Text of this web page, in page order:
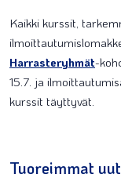
Kaikki kurssit,
Harrasteryhmät-
15.7. ja
kurssit täyttyvät.
Tuoreimmat